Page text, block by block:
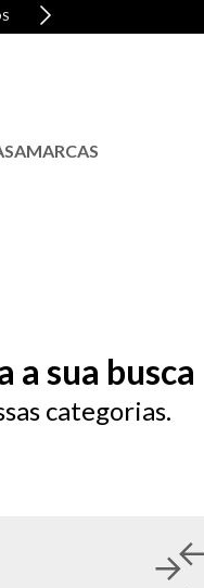
MARCAS
sua busca
categorias.